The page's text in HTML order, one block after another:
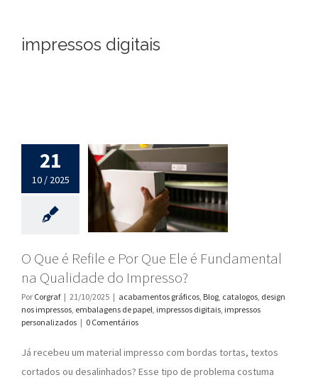
impressos digitais
21
10 / 2025
Que Ele é
Impresso?
O Que é Refile e Por Que Ele é Fundamental
na Qualidade do Impresso?
Por Corgraf | 21/10/2025 | acabamentos gráficos Blog catalogos design
nos impressos embalagens de papel impressos digitais impressos
personalizados | 0 Comentários
Já recebeu um material impresso com bordas tortas, textos
cortados ou desalinhados? Esse tipo de problema costuma